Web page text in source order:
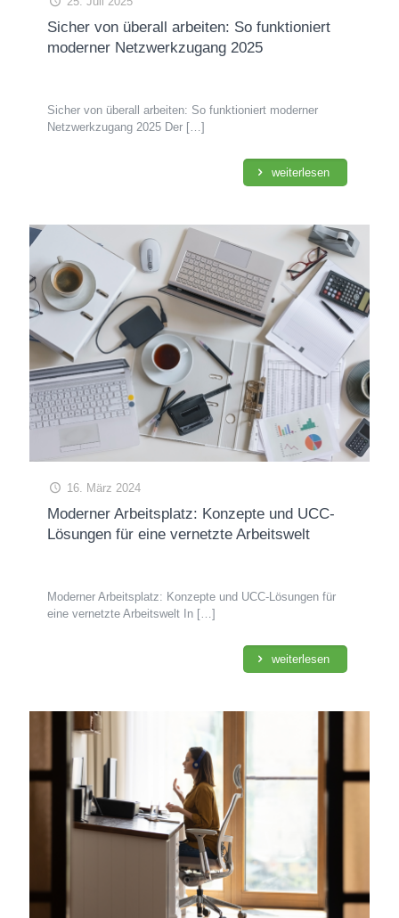
Sicher von überall arbeiten: So funktioniert
moderner Netzwerkzugang 2025
Sicher von überall arbeiten: So funktioniert moderner
Netzwerkzugang 2025 Der […]
weiterlesen
16. März 2024
Moderner Arbeitsplatz: Konzepte und UCC-
Lösungen für eine vernetzte Arbeitswelt
Moderner Arbeitsplatz: Konzepte und UCC-Lösungen für
eine vernetzte Arbeitswelt In […]
weiterlesen